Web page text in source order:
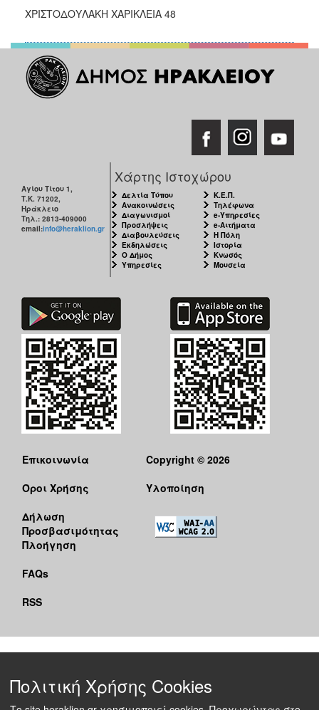
ΧΡΙΣΤΟΔΟΥΛΑΚΗ ΧΑΡΙΚΛΕΙΑ 48
Αγίου Τίτου 1,
Τ.Κ. 71202,
Ηράκλειο
Τηλ.: 2813-409000
email:info@heraklion.gr
Χάρτης Ιστοχώρου
Δελτία Τύπου
Ανακοινώσεις
Διαγωνισμοί
Προσλήψεις
Διαβουλεύσεις
Εκδηλώσεις
Ο Δήμος
Υπηρεσίες
Κ.Ε.Π.
Τηλέφωνα
e-Υπηρεσίες
e-Αιτήματα
Η Πόλη
Ιστορία
Κνωσός
Μουσεία
Επικοινωνία
Όροι Χρήσης
Δήλωση
Προσβασιμότητας
Πλοήγηση
FAQs
RSS
Copyright © 2026
Υλοποίηση
Πολιτική Χρήσης Cookies